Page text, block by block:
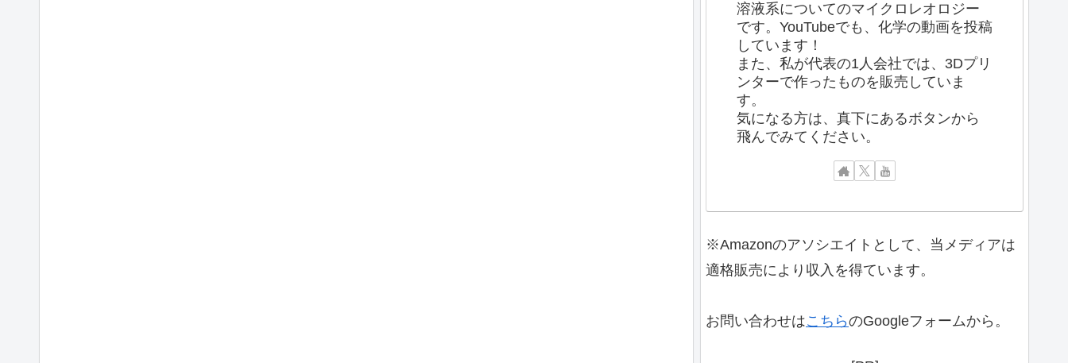
溶液系についてのマイクロレオロジー
です。YouTubeでも、化学の動画を投稿
しています！
また、私が代表の1人会社では、3Dプリ
ンターで作ったものを販売していま
す。
気になる方は、真下にあるボタンから
飛んでみてください。
※Amazonのアソシエイトとして、当メディアは
適格販売により収入を得ています。
お問い合わせはこちらのGoogleフォームから。